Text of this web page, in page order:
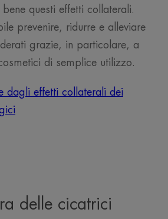
questi effetti collaterali.
prevenire, ridurre e alleviare
grazie, in particolare, a
di semplice utilizzo.
dagli effetti collaterali dei
delle cicatrici